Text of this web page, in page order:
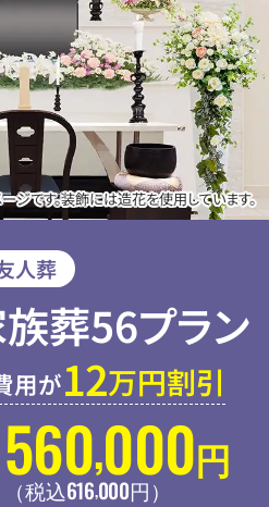
ジです。装飾には造花を使用しています。
人葬
葬56プラン
用が12万円割引
560,000 円
（税込616,000円 ）